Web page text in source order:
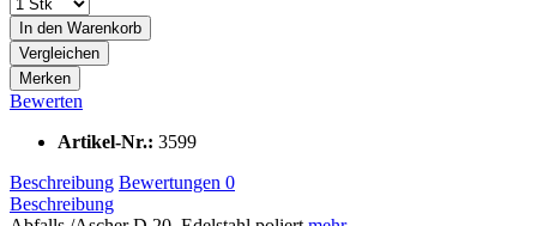
In den Warenkorb
Vergleichen
Merken
Bewerten
Artikel-Nr.: 3599
Beschreibung Bewertungen 0
Beschreibung